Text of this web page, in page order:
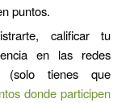
puntos.
calificar tu
en las redes
tienes que
donde participen